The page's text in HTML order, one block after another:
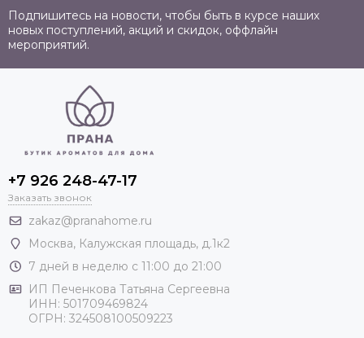
Подпишитесь на новости, чтобы быть в курсе наших
новых поступлений, акций и скидок, оффлайн
мероприятий.
+7 926 248-47-17
Заказать звонок
zakaz@pranahome.ru
Москва, Калужская площадь, д.1к2
7 дней в неделю с 11:00 до 21:00
ИП Печенкова Татьяна Сергеевна
ИНН: 501709469824
ОГРН: 324508100509223